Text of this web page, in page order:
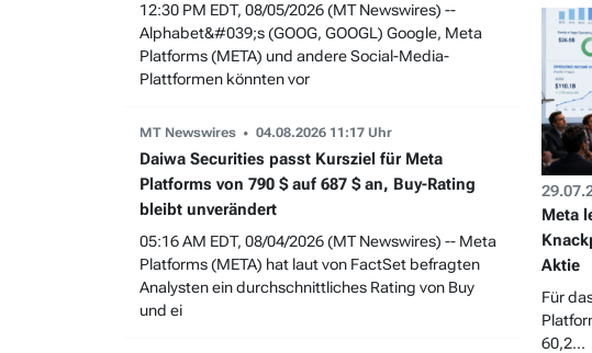
Meta
Aktie
Für
60,2...
12:30 PM EDT, 08/05/2026 (MT Newswires) --
Alphabet&#039;s (GOOG, GOOGL) Google, Meta
Platforms (META) und andere Social-Media-
Plattformen könnten vor
MT Newswires 04.08.2026 11:17 Uhr
Daiwa Securities passt Kursziel für Meta
Platforms von 790 $ auf 687 $ an, Buy-Rating
bleibt unverändert
05:16 AM EDT, 08/04/2026 (MT Newswires) -- Meta
Platforms (META) hat laut von FactSet befragten
Analysten ein durchschnittliches Rating von Buy
und ei